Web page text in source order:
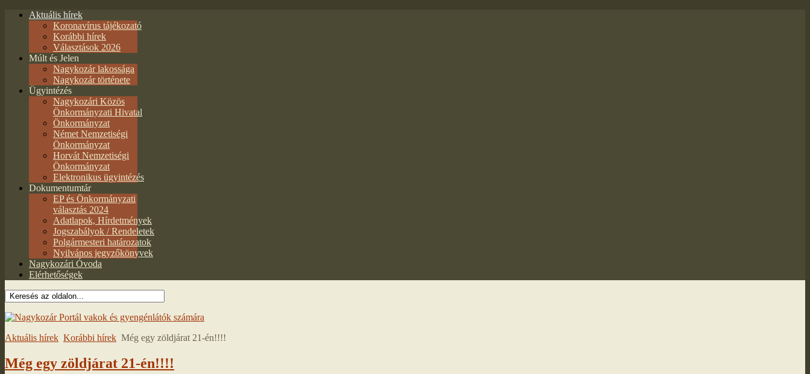
Aktuális hírek
Koronavírus tájékozató
Korábbi hírek
Választások 2026
Múlt és Jelen
Nagykozár lakossága
Nagykozár története
Ügyintézés
Nagykozári Közös
Önkormányzati Hivatal
Önkormányzat
Német Nemzetiségi
Önkormányzat
Horvát Nemzetiségi
Önkormányzat
Elektronikus ügyintézés
Dokumentumtár
EP és Önkormányzati
választás 2024
Adatlapok, Hírdetmények
Jogszabályok / Rendeletek
Polgármesteri határozatok
Nyilvános jegyzőkönyvek
Nagykozári Óvoda
Elérhetőségek
Aktuális hírek Korábbi hírek Még egy zöldjárat 21-én!!!!
Még egy zöldjárat 21-én!!!!